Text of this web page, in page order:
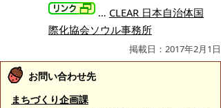
… CLEAR 日本自治体国
際化協会ソウル事務所
掲載日：2017年2月1日
お問い合わせ先
まちづくり企画課